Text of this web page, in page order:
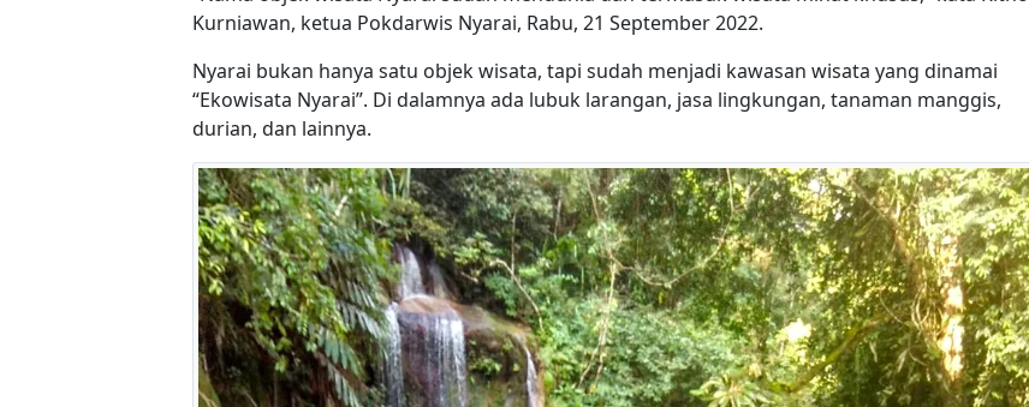
Kurniawan, ketua Pokdarwis Nyarai, Rabu, 21 September 2022.
Nyarai bukan hanya satu objek wisata, tapi sudah menjadi kawasan wisata yang dinamai
“Ekowisata Nyarai”. Di dalamnya ada lubuk larangan, jasa lingkungan, tanaman manggis,
durian, dan lainnya.